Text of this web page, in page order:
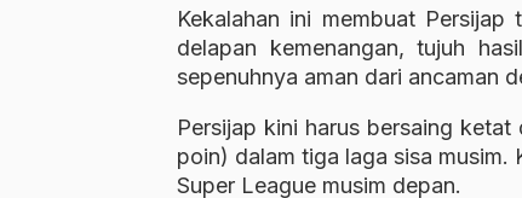
Kekalahan ini membuat
delapan kemenangan, tujuh
sepenuhnya aman dari ancaman
Persijap kini harus bersaing
poin) dalam tiga laga sisa
Super League musim depan.